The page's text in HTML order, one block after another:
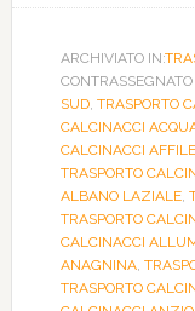
ARCHIVIATO IN:
CONTRASSEGNATO
SUD, TRASPORTO
CALCINACCI
CALCINACCI AFFILE
TRASPORTO
ALBANO LAZIALE,
TRASPORTO
CALCINACCI
ANAGNINA,
TRASPORTO